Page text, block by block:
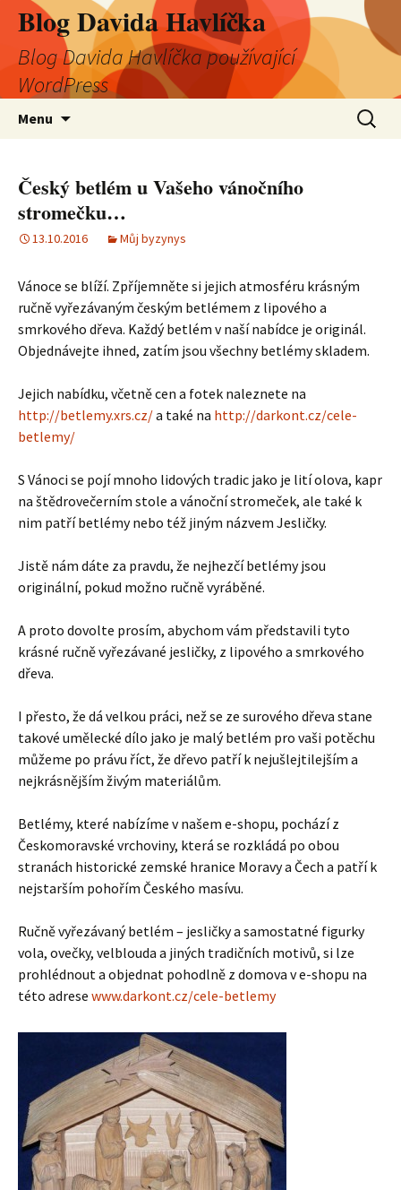
Blog Davida Havlíčka
Blog Davida Havlíčka používající
WordPress
Menu
Český betlém u Vašeho vánočního
stromečku…
13.10.2016 Můj byzynys
Vánoce se blíží. Zpříjemněte si jejich atmosféru krásným
ručně vyřezávaným českým betlémem z lipového a
smrkového dřeva. Každý betlém v naší nabídce je originál.
Objednávejte ihned, zatím jsou všechny betlémy skladem.
Jejich nabídku, včetně cen a fotek naleznete na
http://betlemy.xrs.cz/a také na http://darkont.cz/cele-
betlemy/
S Vánoci se pojí mnoho lidových tradic jako je lití olova, kapr
na štědrovečerním stole a vánoční stromeček, ale také k
nim patří betlémy nebo též jiným názvem Jesličky.
Jistě nám dáte za pravdu, že nejhezčí betlémy jsou
originální, pokud možno ručně vyráběné.
A proto dovolte prosím, abychom vám představili tyto
krásné ručně vyřezávané jesličky, z lipového a smrkového
dřeva.
I přesto, že dá velkou práci, než se ze surového dřeva stane
takové umělecké dílo jako je malý betlém pro vaši potěchu
můžeme po právu říct, že dřevo patří k nejušlejtilejším a
nejkrásnějším živým materiálům.
Betlémy, které nabízíme v našem e-shopu, pochází z
Českomoravské vrchoviny, která se rozkládá po obou
stranách historické zemské hranice Moravy a Čech a patří k
nejstarším pohořím Českého masívu.
Ručně vyřezávaný betlém – jesličky a samostatné figurky
vola, ovečky, velblouda a jiných tradičních motivů, si lze
prohlédnout a objednat pohodlně z domova v e-shopu na
této adrese www.darkont.cz/cele-betlemy